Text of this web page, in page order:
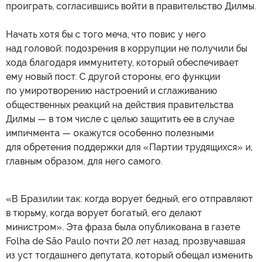
проиграть, согласившись войти в правительство Дилмы.
Начать хотя бы с того меча, что повис у него
над головой: подозрения в коррупции не получили бы
хода благодаря иммунитету, который обеспечивает
ему новый пост. С другой стороны, его функции
по умиротворению настроений и сглаживанию
общественных реакций на действия правительства
Дилмы — в том числе с целью защитить ее в случае
импичмента — окажутся особенно полезными
для обретения поддержки для «Партии трудящихся» и,
главным образом, для него самого.
«В Бразилии так: когда ворует бедный, его отправляют
в тюрьму, когда ворует богатый, его делают
министром». Эта фраза была опубликована в газете
Folha de São Paulo почти 20 лет назад, прозвучавшая
из уст тогдашнего депутата, который обещал изменить